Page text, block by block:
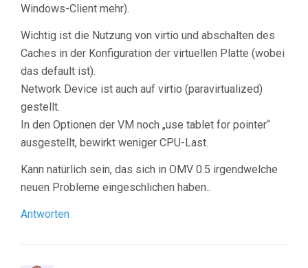
Windows-Client mehr).
Wichtig ist die Nutzung von virtio und abschalten des
Caches in der Konfiguration der virtuellen Platte (wobei
das default ist).
Network Device ist auch auf virtio (paravirtualized)
gestellt.
In den Optionen der VM noch „use tablet for pointer“
ausgestellt, bewirkt weniger CPU-Last.
Kann natürlich sein, das sich in OMV 0.5 irgendwelche
neuen Probleme eingeschlichen haben..
Antworten